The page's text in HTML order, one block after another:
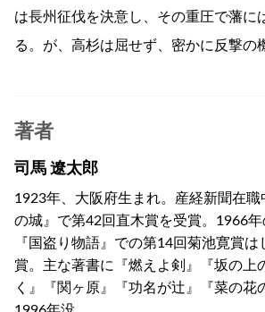
は長州征伐を決意し、その重圧で藩に
る。が、高杉は屈せず、密かに反撃の
著者
司馬 遼太郎
1923年、大阪府生まれ。産経新聞在
の城』で第42回直木賞を受賞。1966年
『国盗り物語』での第14回菊池寛賞
賞。主な著書に『燃えよ剣』『坂の上
く』『関ヶ原』『功名が辻』『菜の花